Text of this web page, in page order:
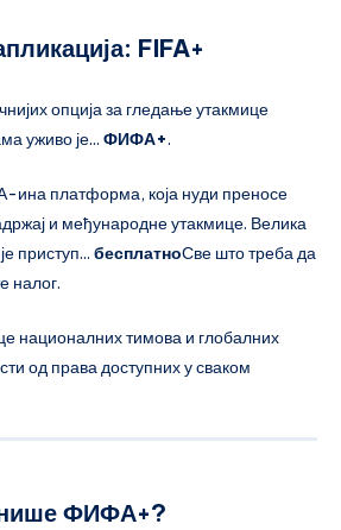
FIFA+
опција за гледање утакмице
уживо је... ФИФА+.
ина платформа, која нуди преносе
и међународне утакмице. Велика
приступ... бесплатноСве што треба да
налог.
националних тимова и глобалних
од права доступних у сваком
ФИФА+?